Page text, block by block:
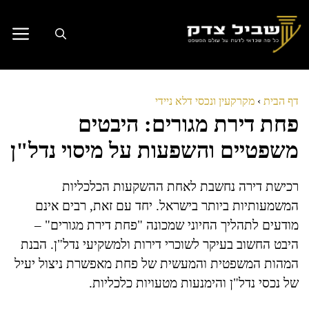
לתוכן
דף הבית › מקרקעין ונכסי דלא ניידי
פחת דירת מגורים: היבטים
משפטיים והשפעות על מיסוי נדל"ן
רכישת דירה נחשבת לאחת ההשקעות הכלכליות
המשמעותיות ביותר בישראל. יחד עם זאת, רבים אינם
מודעים לתהליך החיוני שמכונה "פחת דירת מגורים" –
היבט החשוב בעיקר לשוכרי דירות ולמשקיעי נדל"ן. הבנת
המהות המשפטית והמעשית של פחת מאפשרת ניצול יעיל
של נכסי נדל"ן והימנעות מטעויות כלכליות.